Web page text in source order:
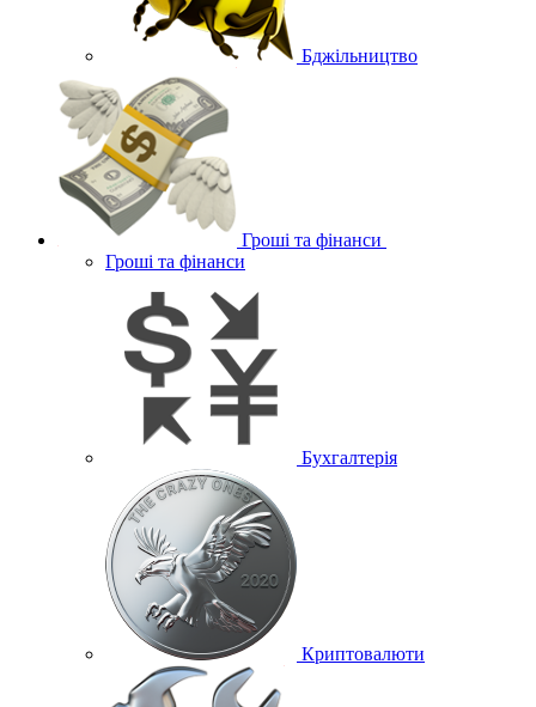
Бджільництво
Гроші та фінанси
Гроші та фінанси
Бухгалтерія
Криптовалюти